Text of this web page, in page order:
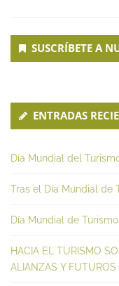
Secondary
Sidebar
SUSCRÍBETE A
ENTRADAS
Día Mundial del
Tras el Día Mundial de
Día Mundial de
HACIA EL TURISMO
ALIANZAS Y FUTUROS